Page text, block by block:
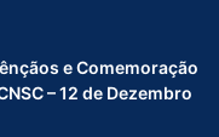
e Comemoração
– 12 de Dezembro